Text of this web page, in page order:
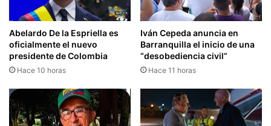
Abelardo De la Espriella es
oficialmente el nuevo
presidente de Colombia
Hace 10 horas
Iván Cepeda anuncia en
Barranquilla el inicio de una
“desobediencia civil”
Hace 11 horas